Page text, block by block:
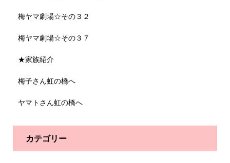
梅ヤマ劇場☆その３２
梅ヤマ劇場☆その３７
★家族紹介
梅子さん虹の橋へ
ヤマトさん虹の橋へ
カテゴリー